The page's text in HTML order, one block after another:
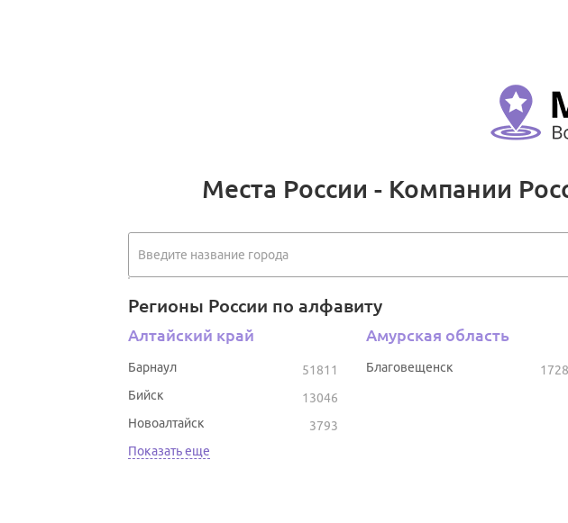
Места России - Компании
Регионы России по алфавиту
Алтайский край
51811
Барнаул
13046
Бийск
3793
Новоалтайск
Показать еще
Амурская область
Благовещенск